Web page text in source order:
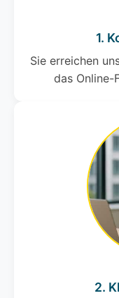
1.
Sie erreichen
das Online-
2.